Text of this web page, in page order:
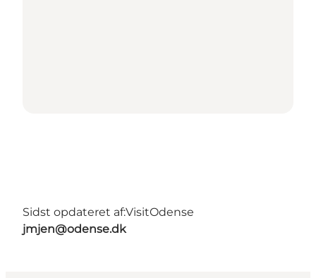
Sidst opdateret af:VisitOdense
jmjen@odense.dk